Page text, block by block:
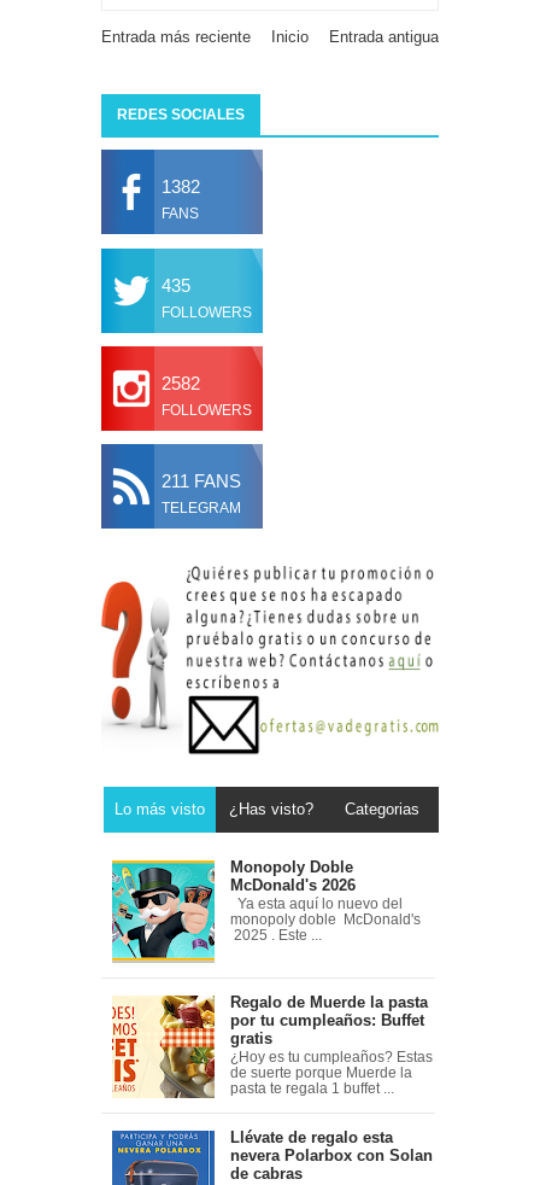
Entrada más reciente Entrada antigua
Inicio
REDES SOCIALES
1382
FANS
435
FOLLOWERS
2582
FOLLOWERS
211 FANS
TELEGRAM
Lo más visto ¿Has visto? Categorias
Monopoly Doble
McDonald's 2026
Ya esta aquí lo nuevo del
monopoly doble McDonald's
2025 . Este ...
Regalo de Muerde la pasta
por tu cumpleaños: Buffet
gratis
¿Hoy es tu cumpleaños? Estas
de suerte porque Muerde la
pasta te regala 1 buffet ...
Llévate de regalo esta
nevera Polarbox con Solan
de cabras